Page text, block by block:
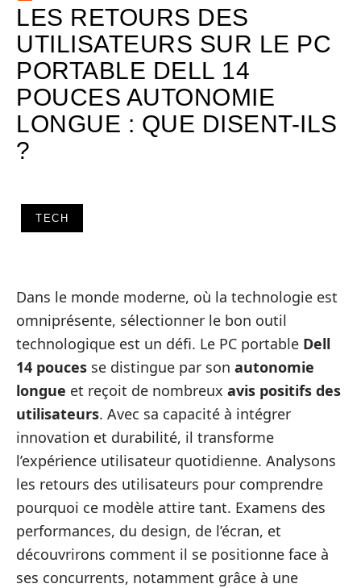
LES RETOURS DES
UTILISATEURS SUR LE PC
PORTABLE DELL 14
POUCES AUTONOMIE
LONGUE : QUE DISENT-ILS
?
TECH
Dans le monde moderne, où la technologie est
omniprésente, sélectionner le bon outil
technologique est un défi. Le PC portable Dell
14 pouces se distingue par son autonomie
longue et reçoit de nombreux avis positifs des
utilisateurs. Avec sa capacité à intégrer
innovation et durabilité, il transforme
l’expérience utilisateur quotidienne. Analysons
les retours des utilisateurs pour comprendre
pourquoi ce modèle attire tant. Examens des
performances, du design, de l’écran, et
découvrirons comment il se positionne face à
ses concurrents, notamment grâce à une